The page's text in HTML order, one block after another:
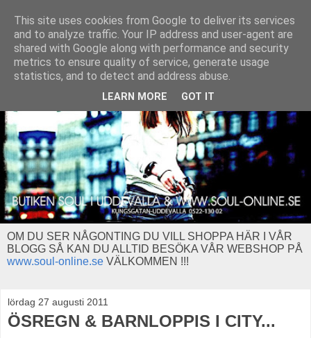
OM DU SER NÅGONTING DU VILL SHOPPA HÄR I VÅR
BLOGG SÅ KAN DU ALLTID BESÖKA VÅR WEBSHOP PÅ
www.soul-online.se VÄLKOMMEN !!!
lördag 27 augusti 2011
ÖSREGN & BARNLOPPIS I CITY...
This site uses cookies from Google to deliver its services
and to analyze traffic. Your IP address and user-agent are
shared with Google along with performance and security
metrics to ensure quality of service, generate usage
statistics, and to detect and address abuse.
LEARN MORE GOT IT